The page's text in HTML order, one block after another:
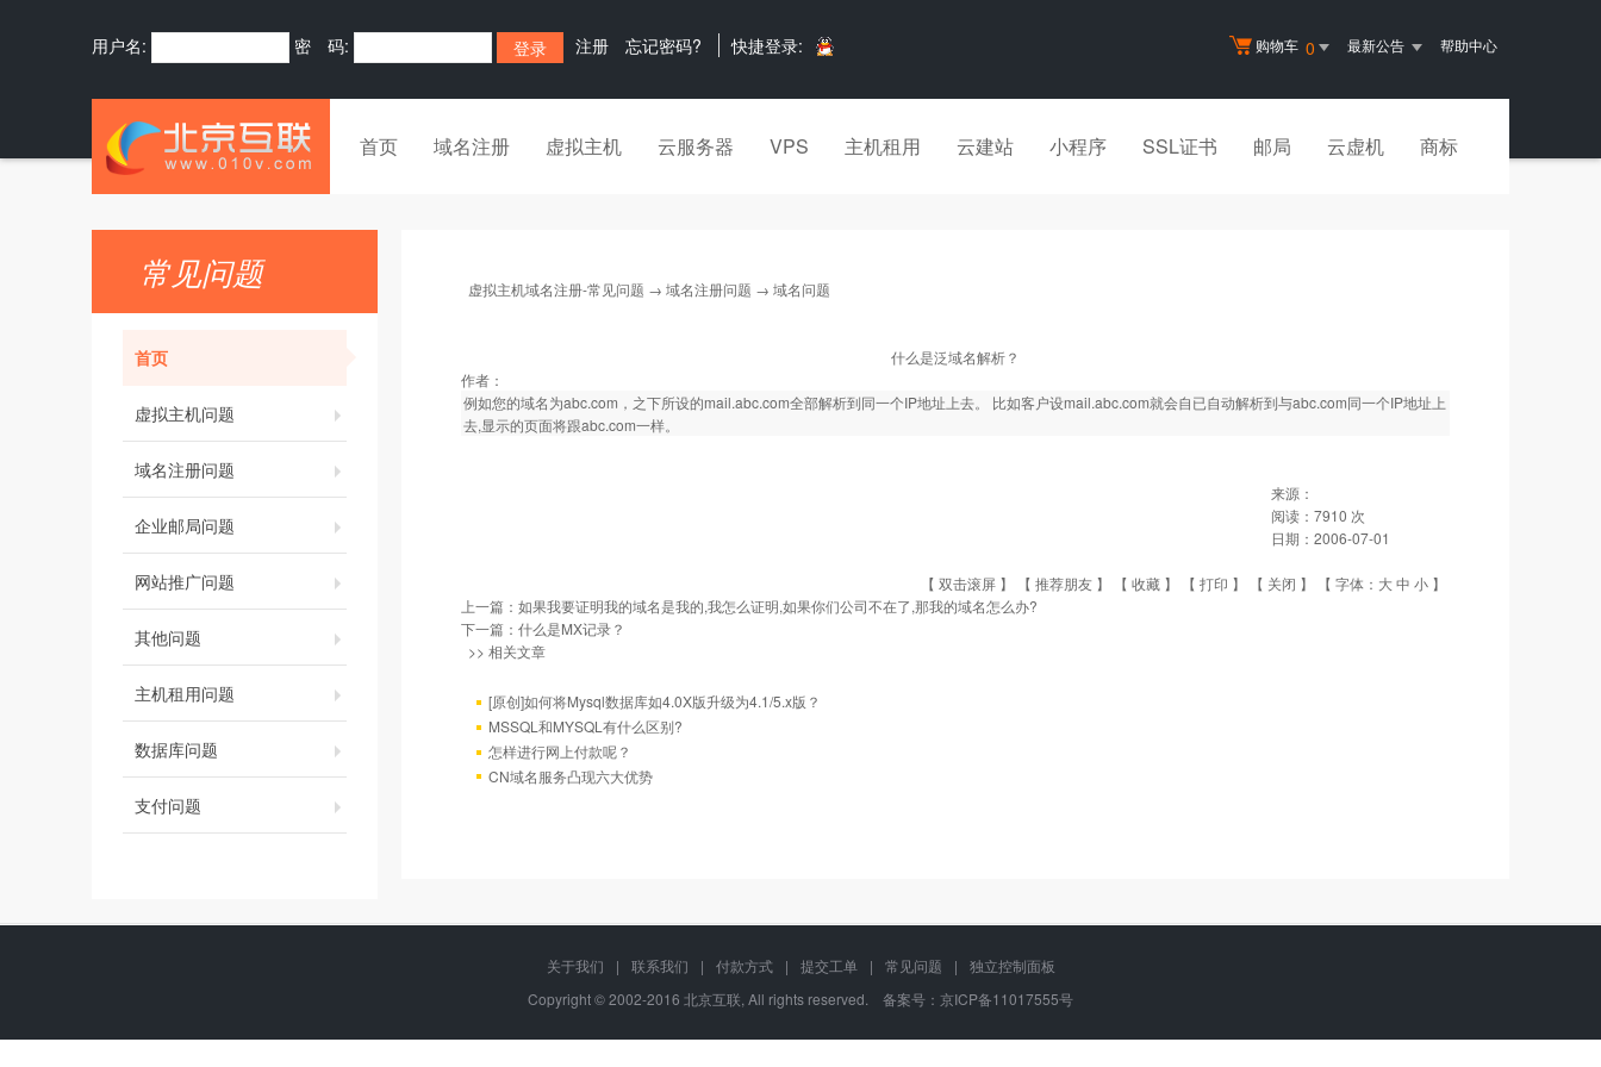
购物车 0 最新公告 帮助中心
用户名: 密 码: 注册 忘记密码? 快捷登录:
首页 域名注册 虚拟主机 云服务器 VPS 主机租用 云建站 小程序 SSL证书 邮局 云虚机 商标
常见问题
首页
虚拟主机问题
域名注册问题
企业邮局问题
网站推广问题
其他问题
主机租用问题
数据库问题
支付问题
虚拟主机域名注册-常见问题 → 域名注册问题 → 域名问题
什么是泛域名解析？
作者：
例如您的域名为abc.com，之下所设的mail.abc.com全部解析到同一个IP地址上去。 比如客户设mail.abc.com就会自已自动解析到与abc.com同一个IP地址上
去,显示的页面将跟abc.com一样。
来源：
阅读： 7910 次
日期： 2006-07-01
【 双击滚屏 】 【 推荐朋友 】 【 收藏 】 【 打印 】 【 关闭 】 【 字体： 大中 小 】
上一篇： 如果我要证明我的域名是我的,我怎么证明,如果你们公司不在了,那我的域名怎么办?
下一篇： 什么是MX记录？
>> 相关文章
[原创]如何将Mysql数据库如4.0X版升级为4.1/5.x版？
MSSQL和MYSQL有什么区别?
怎样进行网上付款呢？
CN域名服务凸现六大优势
关于我们 | 联系我们 | 付款方式 | 提交工单 | 常见问题 |
独立控制面板
Copyright © 2002-2016 北京互联, All rights reserved. 备案号： 京ICP备11017555号